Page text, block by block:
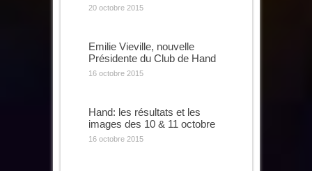
20 octobre 2015
Emilie Vieville, nouvelle
Présidente du Club de Hand
16 octobre 2015
Hand: les résultats et les
images des 10 & 11 octobre
16 octobre 2015